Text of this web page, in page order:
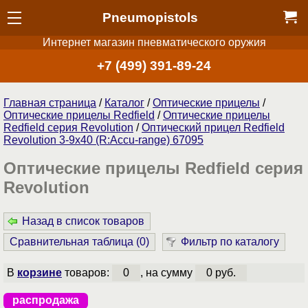
Pneumopistols
Интернет магазин пневматического оружия
+7 (499) 391-89-24
Главная страница / Каталог /Оптические прицелы /
Оптические прицелы Redfield /Оптические прицелы
Redfield серия Revolution /Оптический прицел Redfield
Revolution 3-9x40 (R:Accu-range) 67095
Оптические прицелы Redfield серия
Revolution
Назад в список товаров
Сравнительная таблица (0) Фильтр по каталогу
В корзинетоваров: 0 , на сумму 0 руб.
распродажа